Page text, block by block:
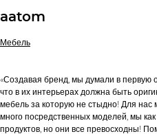
aatom
Мебель
«Создавая бренд, мы думали в первую
что в их интерьерах должна быть
мебель за которую не стыдно! Для
много посредственных моделей, мы
продуктов, но они все превосходны!